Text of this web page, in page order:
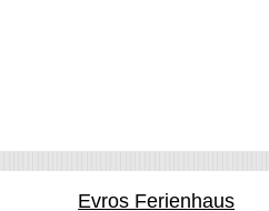
Evros Ferienhaus